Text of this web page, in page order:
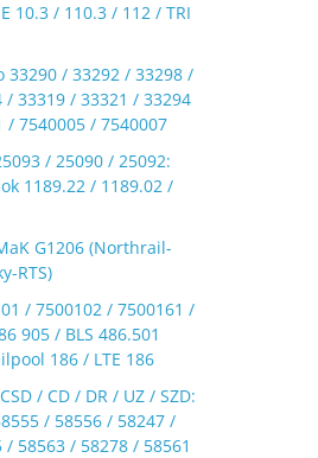
10.3 / 110.3 / 112 / TRI
33290 / 33292 / 33298 /
33319 / 33321 / 33294
/ 7540005 / 7540007
/ 25090 / 25092:
1189.22 / 1189.02 /
G1206 (Northrail-
RTS)
/ 7500102 / 7500161 /
905 / BLS 486.501
186 / LTE 186
/ CD / DR / UZ / SZD:
/ 58556 / 58247 /
58563 / 58278 / 58561